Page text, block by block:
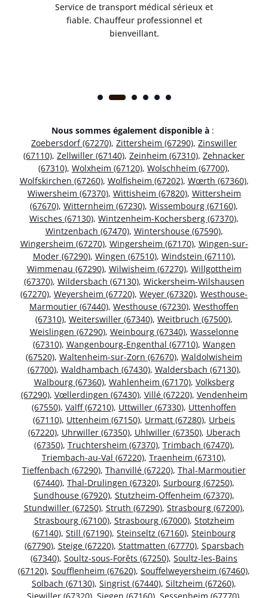
Service de transport médical sérieux et
fiable. Chauffeur professionnel et
bienveillant.
Nous sommes également disponible à :
Zoebersdorf (67270), Zittersheim (67290), Zinswiller
(67110), Zellwiller (67140), Zeinheim (67310), Zehnacker
(67310), Wolxheim (67120), Wolschheim (67700),
Wolfskirchen (67260), Wolfisheim (67202), Wœrth (67360),
Wiwersheim (67370), Wittisheim (67820), Wittersheim
(67670), Witternheim (67230), Wissembourg (67160),
Wisches (67130), Wintzenheim-Kochersberg (67370),
Wintzenbach (67470), Wintershouse (67590),
Wingersheim (67270), Wingersheim (67170), Wingen-sur-
Moder (67290), Wingen (67510), Windstein (67110),
Wimmenau (67290), Wilwisheim (67270), Willgottheim
(67370), Wildersbach (67130), Wickersheim-Wilshausen
(67270), Weyersheim (67720), Weyer (67320), Westhouse-
Marmoutier (67440), Westhouse (67230), Westhoffen
(67310), Weiterswiller (67340), Weitbruch (67500),
Weislingen (67290), Weinbourg (67340), Wasselonne
(67310), Wangenbourg-Engenthal (67710), Wangen
(67520), Waltenheim-sur-Zorn (67670), Waldolwisheim
(67700), Waldhambach (67430), Waldersbach (67130),
Walbourg (67360), Wahlenheim (67170), Volksberg
(67290), Vœllerdingen (67430), Villé (67220), Vendenheim
(67550), Valff (67210), Uttwiller (67330), Uttenhoffen
(67110), Uttenheim (67150), Urmatt (67280), Urbeis
(67220), Uhrwiller (67350), Uhlwiller (67350), Uberach
(67350), Truchtersheim (67370), Trimbach (67470),
Triembach-au-Val (67220), Traenheim (67310),
Tieffenbach (67290), Thanvillé (67220), Thal-Marmoutier
(67440), Thal-Drulingen (67320), Surbourg (67250),
Sundhouse (67920), Stutzheim-Offenheim (67370),
Stundwiller (67250), Struth (67290), Strasbourg (67200),
Strasbourg (67100), Strasbourg (67000), Stotzheim
(67140), Still (67190), Steinseltz (67160), Steinbourg
(67790), Steige (67220), Stattmatten (67770), Sparsbach
(67340), Soultz-sous-Forêts (67250), Soultz-les-Bains
(67120), Soufflenheim (67620), Souffelweyersheim (67460),
Solbach (67130), Singrist (67440), Siltzheim (67260),